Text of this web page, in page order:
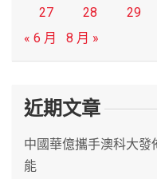
27
28 29
« 6 月
8 月 »
近期文章
中國華億攜手澳科大發
能